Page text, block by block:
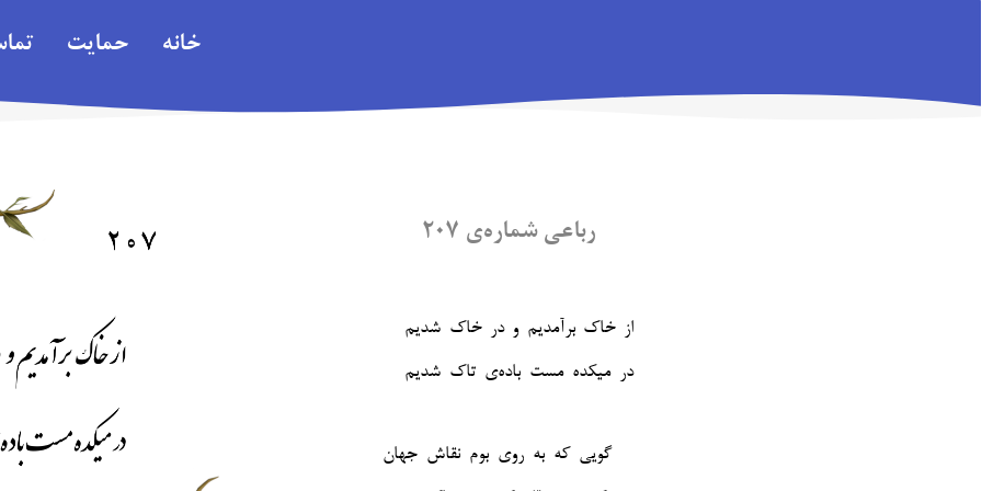
حمایت خانه
رباعی شماره‌ی ۲۰۷
از خاک برآمدیم و در خاک شدیم
در میکده مست باده‌ی تاک شدیم‎
گویی که به روی بوم نقاش جهان